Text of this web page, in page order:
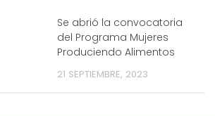
Se abrió la convocatoria
del Programa Mujeres
Produciendo Alimentos
21 SEPTIEMBRE, 2023